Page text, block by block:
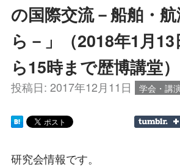
の国際交流－船舶・
ら－」（2018年1月
ら15時まで歴博講堂）
投稿日: 2017年12月11日 学会・講
研究会情報です。